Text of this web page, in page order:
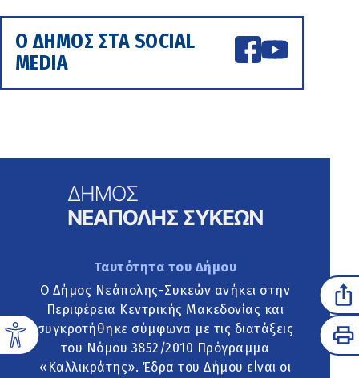
Ο ΔΗΜΟΣ ΣΤΑ SOCIAL
MEDIA
Ταυτότητα του Δήμου
Ο Δήμος Νεάπολης-Συκεών ανήκει στην
Περιφέρεια Κεντρικής Μακεδονίας και
συγκροτήθηκε σύμφωνα με τις διατάξεις
του Νόμου 3852/2010 Πρόγραμμα
«Καλλικράτης». Έδρα του Δήμου είναι οι